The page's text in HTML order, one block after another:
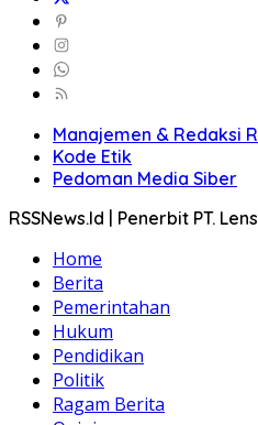
Manajemen & Redaksi
Kode Etik
Pedoman Media Siber
RSSNews.Id | Penerbit PT.
Home
Berita
Pemerintahan
Hukum
Pendidikan
Politik
Ragam Berita